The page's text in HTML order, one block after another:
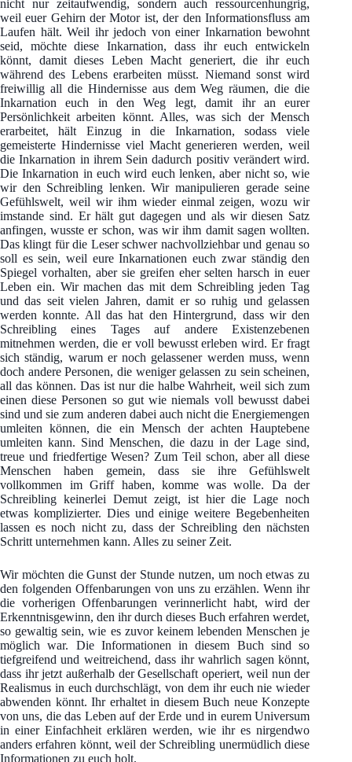
nicht nur zeitaufwendig, sondern auch ressourcenhungrig,
weil euer Gehirn der Motor ist, der den Informationsfluss am
Laufen hält. Weil ihr jedoch von einer Inkarnation bewohnt
seid, möchte diese Inkarnation, dass ihr euch entwickeln
könnt, damit dieses Leben Macht generiert, die ihr euch
während des Lebens erarbeiten müsst. Niemand sonst wird
freiwillig all die Hindernisse aus dem Weg räumen, die die
Inkarnation euch in den Weg legt, damit ihr an eurer
Persönlichkeit arbeiten könnt. Alles, was sich der Mensch
erarbeitet, hält Einzug in die Inkarnation, sodass viele
gemeisterte Hindernisse viel Macht generieren werden, weil
die Inkarnation in ihrem Sein dadurch positiv verändert wird.
Die Inkarnation in euch wird euch lenken, aber nicht so, wie
wir den Schreibling lenken. Wir manipulieren gerade seine
Gefühlswelt, weil wir ihm wieder einmal zeigen, wozu wir
imstande sind. Er hält gut dagegen und als wir diesen Satz
anfingen, wusste er schon, was wir ihm damit sagen wollten.
Das klingt für die Leser schwer nachvollziehbar und genau so
soll es sein, weil eure Inkarnationen euch zwar ständig den
Spiegel vorhalten, aber sie greifen eher selten harsch in euer
Leben ein. Wir machen das mit dem Schreibling jeden Tag
und das seit vielen Jahren, damit er so ruhig und gelassen
werden konnte. All das hat den Hintergrund, dass wir den
Schreibling eines Tages auf andere Existenzebenen
mitnehmen werden, die er voll bewusst erleben wird. Er fragt
sich ständig, warum er noch gelassener werden muss, wenn
doch andere Personen, die weniger gelassen zu sein scheinen,
all das können. Das ist nur die halbe Wahrheit, weil sich zum
einen diese Personen so gut wie niemals voll bewusst dabei
sind und sie zum anderen dabei auch nicht die Energiemengen
umleiten können, die ein Mensch der achten Hauptebene
umleiten kann. Sind Menschen, die dazu in der Lage sind,
treue und friedfertige Wesen? Zum Teil schon, aber all diese
Menschen haben gemein, dass sie ihre Gefühlswelt
vollkommen im Griff haben, komme was wolle. Da der
Schreibling keinerlei Demut zeigt, ist hier die Lage noch
etwas komplizierter. Dies und einige weitere Begebenheiten
lassen es noch nicht zu, dass der Schreibling den nächsten
Schritt unternehmen kann. Alles zu seiner Zeit.
Wir möchten die Gunst der Stunde nutzen, um noch etwas zu
den folgenden Offenbarungen von uns zu erzählen. Wenn ihr
die vorherigen Offenbarungen verinnerlicht habt, wird der
Erkenntnisgewinn, den ihr durch dieses Buch erfahren werdet,
so gewaltig sein, wie es zuvor keinem lebenden Menschen je
möglich war. Die Informationen in diesem Buch sind so
tiefgreifend und weitreichend, dass ihr wahrlich sagen könnt,
dass ihr jetzt außerhalb der Gesellschaft operiert, weil nun der
Realismus in euch durchschlägt, von dem ihr euch nie wieder
abwenden könnt. Ihr erhaltet in diesem Buch neue Konzepte
von uns, die das Leben auf der Erde und in eurem Universum
in einer Einfachheit erklären werden, wie ihr es nirgendwo
anders erfahren könnt, weil der Schreibling unermüdlich diese
Informationen zu euch holt.